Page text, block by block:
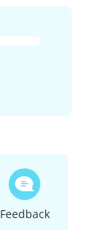
Feedback